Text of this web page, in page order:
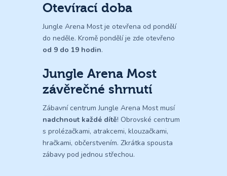
Otevírací doba
Jungle Arena Most je otevřena od pondělí
do neděle. Kromě pondělí je zde otevřeno
od 9 do 19 hodin.
Jungle Arena Most
závěrečné shrnutí
Zábavní centrum Jungle Arena Most musí
nadchnout každé dítě! Obrovské centrum
s prolézačkami, atrakcemi, klouzačkami,
hračkami, občerstvením. Zkrátka spousta
zábavy pod jednou střechou.